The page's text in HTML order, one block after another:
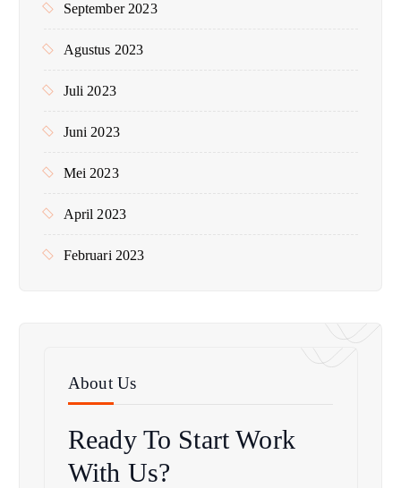
September 2023
Agustus 2023
Juli 2023
Juni 2023
Mei 2023
April 2023
Februari 2023
About Us
Ready To Start Work
With Us?